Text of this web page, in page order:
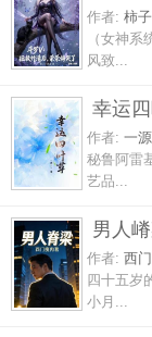
作者: 柿
（女神
风致...
幸运
作者: 一
秘鲁阿雷
艺品...
男人
作者: 西
四十五岁
小月...